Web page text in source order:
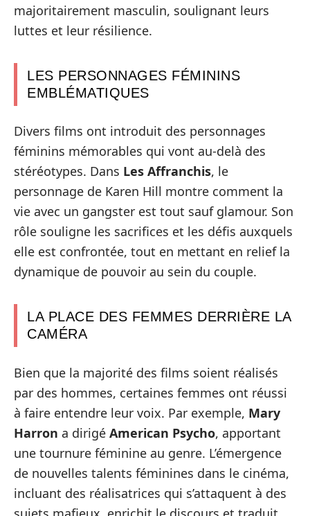
majoritairement masculin, soulignant leurs
luttes et leur résilience.
LES PERSONNAGES FÉMININS
EMBLÉMATIQUES
Divers films ont introduit des personnages
féminins mémorables qui vont au-delà des
stéréotypes. Dans Les Affranchis, le
personnage de Karen Hill montre comment la
vie avec un gangster est tout sauf glamour. Son
rôle souligne les sacrifices et les défis auxquels
elle est confrontée, tout en mettant en relief la
dynamique de pouvoir au sein du couple.
LA PLACE DES FEMMES DERRIÈRE LA
CAMÉRA
Bien que la majorité des films soient réalisés
par des hommes, certaines femmes ont réussi
à faire entendre leur voix. Par exemple, Mary
Harron a dirigé American Psycho, apportant
une tournure féminine au genre. L’émergence
de nouvelles talents féminines dans le cinéma,
incluant des réalisatrices qui s’attaquent à des